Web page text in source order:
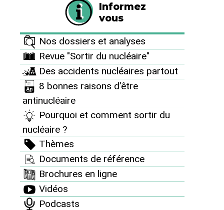
Informez
vous
Nos dossiers et analyses
Revue "Sortir du nucléaire"
Des accidents nucléaires partout
8 bonnes raisons d’être
antinucléaire
Pourquoi et comment sortir du
nucléaire ?
Thèmes
Documents de référence
Brochures en ligne
Vidéos
Podcasts
Faire un don
Informez vous
Nos dossiers et analyses
Revue "Sortir du nucléaire"
Des accidents nucléaires partout
8 bonnes raisons d’être antinucléaire
Pourquoi et comment sortir du nucléaire ?
Thèmes